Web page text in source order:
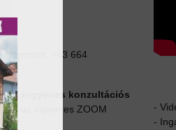
+43 664
ingyenes konzultációs
az ingyenes ZOOM
-
-